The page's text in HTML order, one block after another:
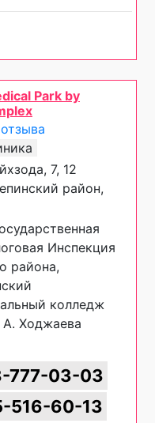
Park by
7, 12
район,
Инспекция
района,
колледж
Ходжаева
777-03-03
516-60-13